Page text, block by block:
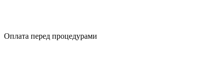
Оплата перед процедурами